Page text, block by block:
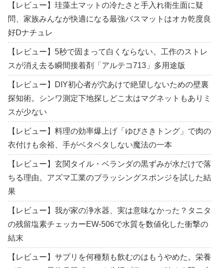
【レビュー】珪藻土マットの冷たさと手入れ衛生面に疑
問、家族みんなが快適になる最強バスマットはオカ乾度良
好Dナチュレ
【レビュー】5秒で固まって白くならない。工作のストレ
スが消え去る瞬間接着剤「アルテコ713」多用途版
【レビュー】DIY初心者が穴あけで絶望しないための壁裏
探知術。シンワ測定下地探しどこ太はマグネットもありミ
スが少ない
【レビュー】料理の効率爆上げ「ゆびさきトング」で肉の
衣付けも余裕、手がベタベタしない魔法の一本
【レビュー】玄関タイル・ベランダの黒ずみが水だけで落
ちる理由。アズマ工業のブラッシングスポンジを試した結
果
【レビュー】我が家の浄水器、実は意味なかった？タニタ
の残留塩素チェッカーEW-506で水質を数値化した衝撃の
結末
【レビュー】サプリを何種類も飲むのはもうやめた。栄養